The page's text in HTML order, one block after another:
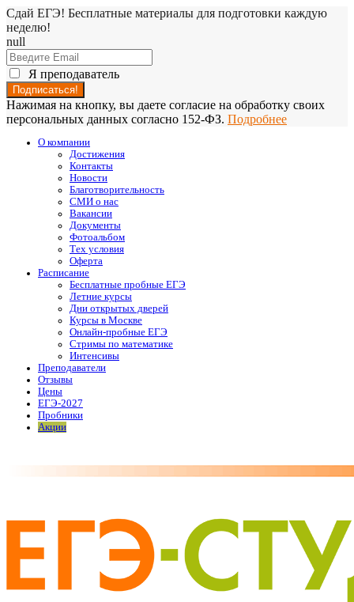
Сдай ЕГЭ! Бесплатные материалы для подготовки каждую
неделю!
null
Я преподаватель
Нажимая на кнопку, вы даете согласие на обработку своих
персональных данных согласно 152-ФЗ. Подробнее
О компании
Достижения
Контакты
Новости
Благотворительность
СМИ о нас
Вакансии
Документы
Фотоальбом
Тех условия
Оферта
Расписание
Бесплатные пробные ЕГЭ
Летние курсы
Дни открытых дверей
Курсы в Москве
Онлайн-пробные ЕГЭ
Стримы по математике
Интенсивы
Преподаватели
Отзывы
Цены
ЕГЭ-2027
Пробники
Акции